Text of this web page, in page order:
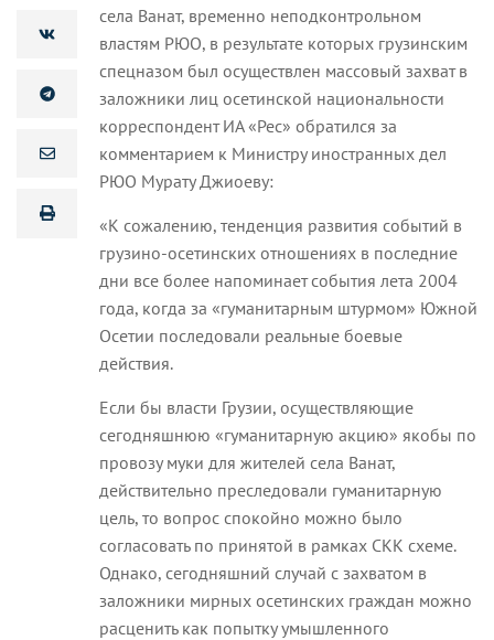
села Ванат, временно неподконтрольном
властям РЮО, в результате которых грузинским
спецназом был осуществлен массовый захват в
заложники лиц осетинской национальности
корреспондент ИА «Рес» обратился за
комментарием к Министру иностранных дел
РЮО Мурату Джиоеву:
«К сожалению, тенденция развития событий в
грузино-осетинских отношениях в последние
дни все более напоминает события лета 2004
года, когда за «гуманитарным штурмом» Южной
Осетии последовали реальные боевые
действия.
Если бы власти Грузии, осуществляющие
сегодняшнюю «гуманитарную акцию» якобы по
провозу муки для жителей села Ванат,
действительно преследовали гуманитарную
цель, то вопрос спокойно можно было
согласовать по принятой в рамках СКК схеме.
Однако, сегодняшний случай с захватом в
заложники мирных осетинских граждан можно
расценить как попытку умышленного